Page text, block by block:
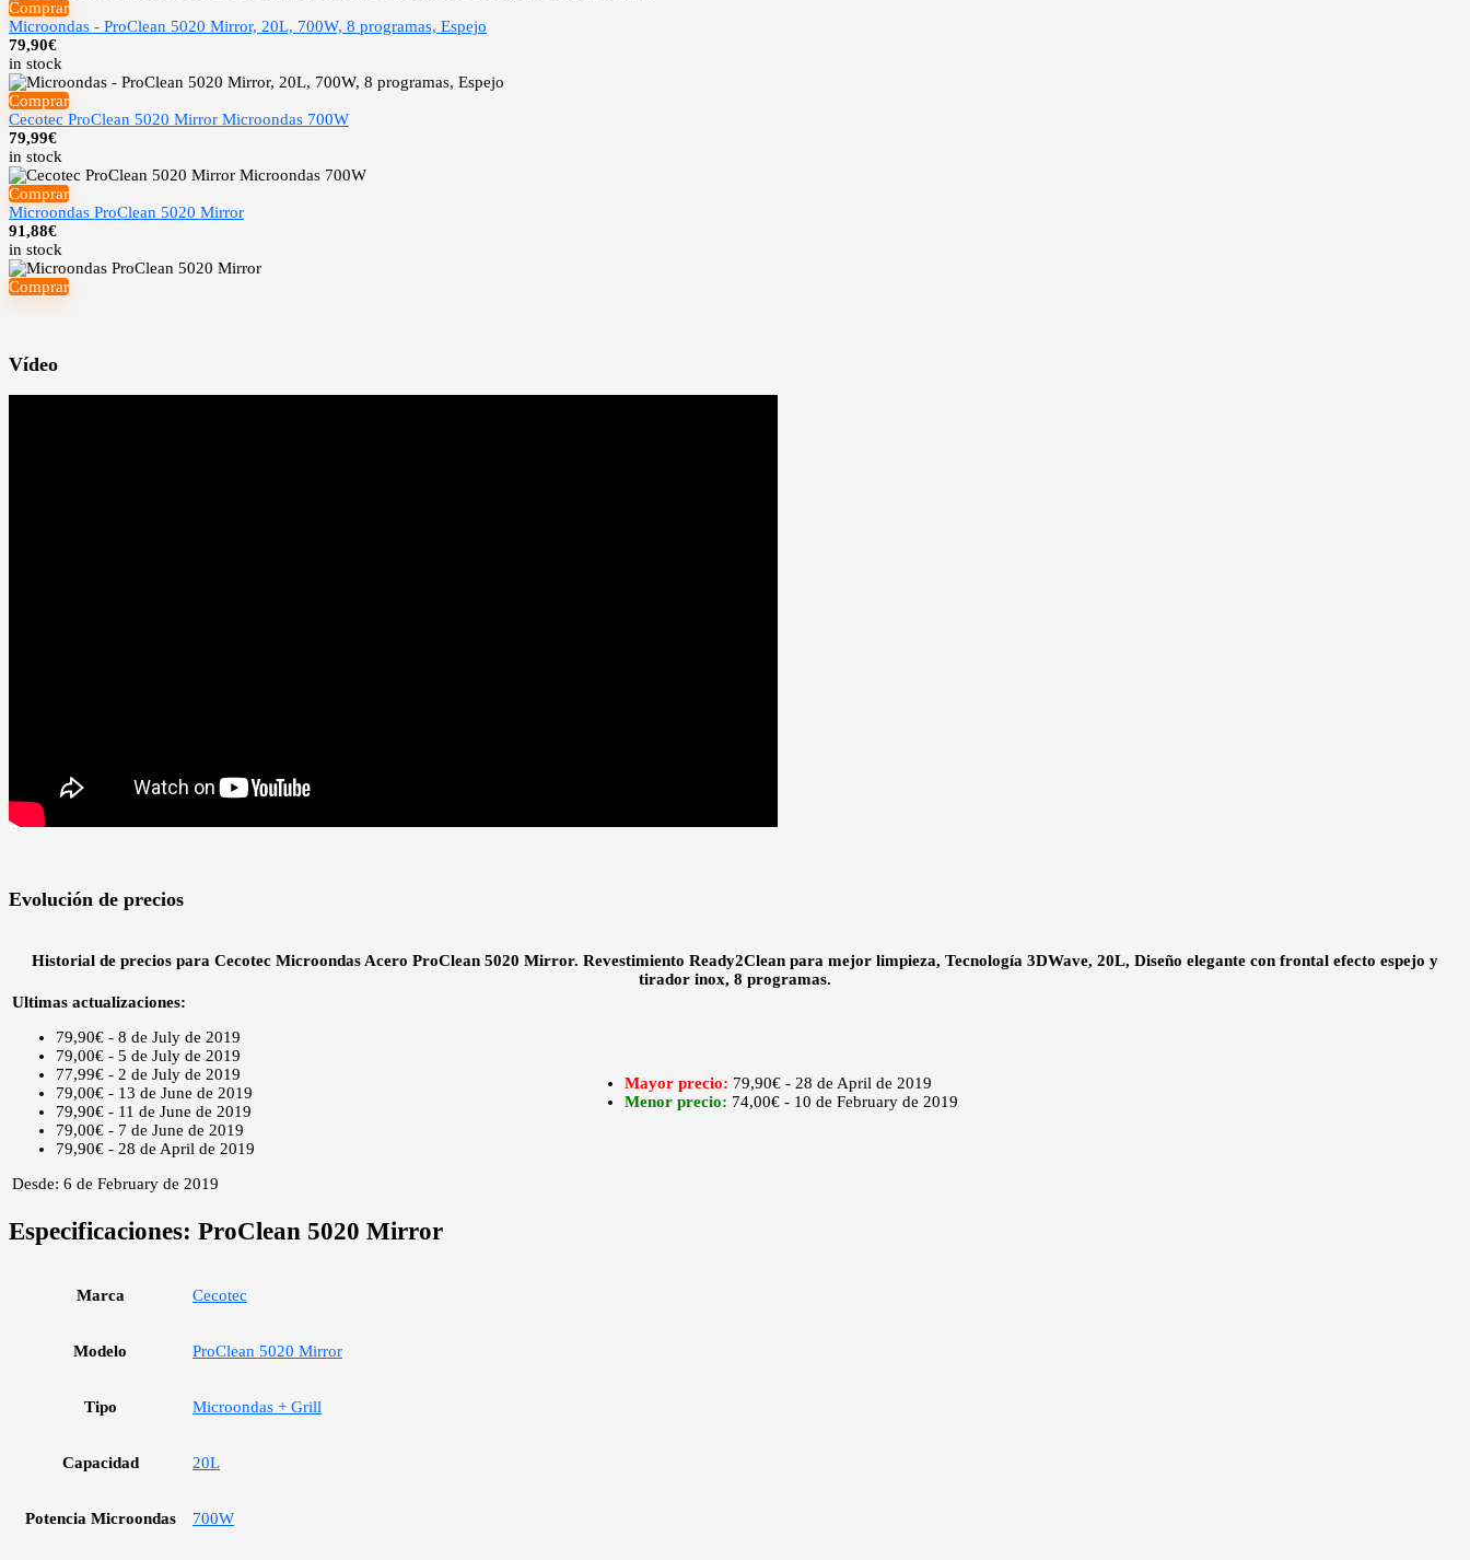
Comprar
Microondas - ProClean 5020 Mirror, 20L, 700W, 8 programas, Espejo
79,90€
in stock
Comprar
Cecotec ProClean 5020 Mirror Microondas 700W
79,99€
in stock
Comprar
Microondas ProClean 5020 Mirror
91,88€
in stock
Comprar
Vídeo
Evolución de precios
Historial de precios para Cecotec Microondas Acero ProClean 5020 Mirror. Revestimiento Ready2Clean para mejor limpieza, Tecnología 3DWave, 20L, Diseño elegante con frontal efecto espejo y
tirador inox, 8 programas.
Ultimas actualizaciones:
79,90€ - 8 de July de 2019
79,00€ - 5 de July de 2019
77,99€ - 2 de July de 2019
79,00€ - 13 de June de 2019
79,90€ - 11 de June de 2019
79,00€ - 7 de June de 2019
79,90€ - 28 de April de 2019
Desde: 6 de February de 2019
Mayor precio: 79,90€ - 28 de April de 2019
Menor precio: 74,00€ - 10 de February de 2019
Especificaciones: ProClean 5020 Mirror
Marca Cecotec
Modelo ProClean 5020 Mirror
Tipo Microondas + Grill
Capacidad 20L
Potencia Microondas 700W